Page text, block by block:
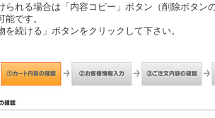
られる場合は「内容コピー」ボタン（削除ボタン
能です。
を続ける」ボタンをクリックして下さい。